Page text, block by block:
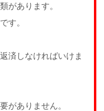
があります。
す。
済しなければいけま
がありません。